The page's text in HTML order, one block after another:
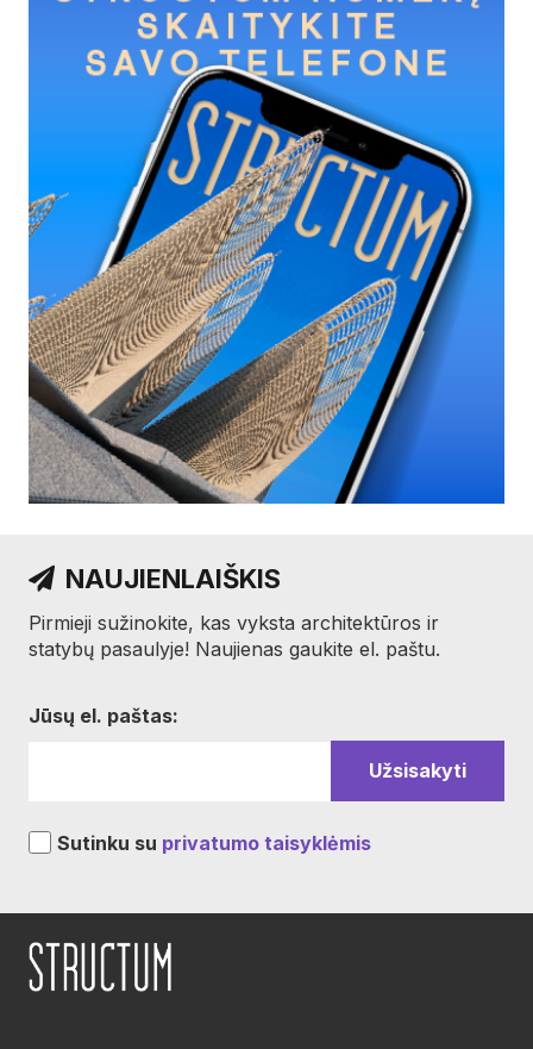
NAUJIENLAIŠKIS
Pirmieji sužinokite, kas vyksta architektūros ir
statybų pasaulyje! Naujienas gaukite el. paštu.
Jūsų el. paštas:
Sutinku su privatumo taisyklėmis